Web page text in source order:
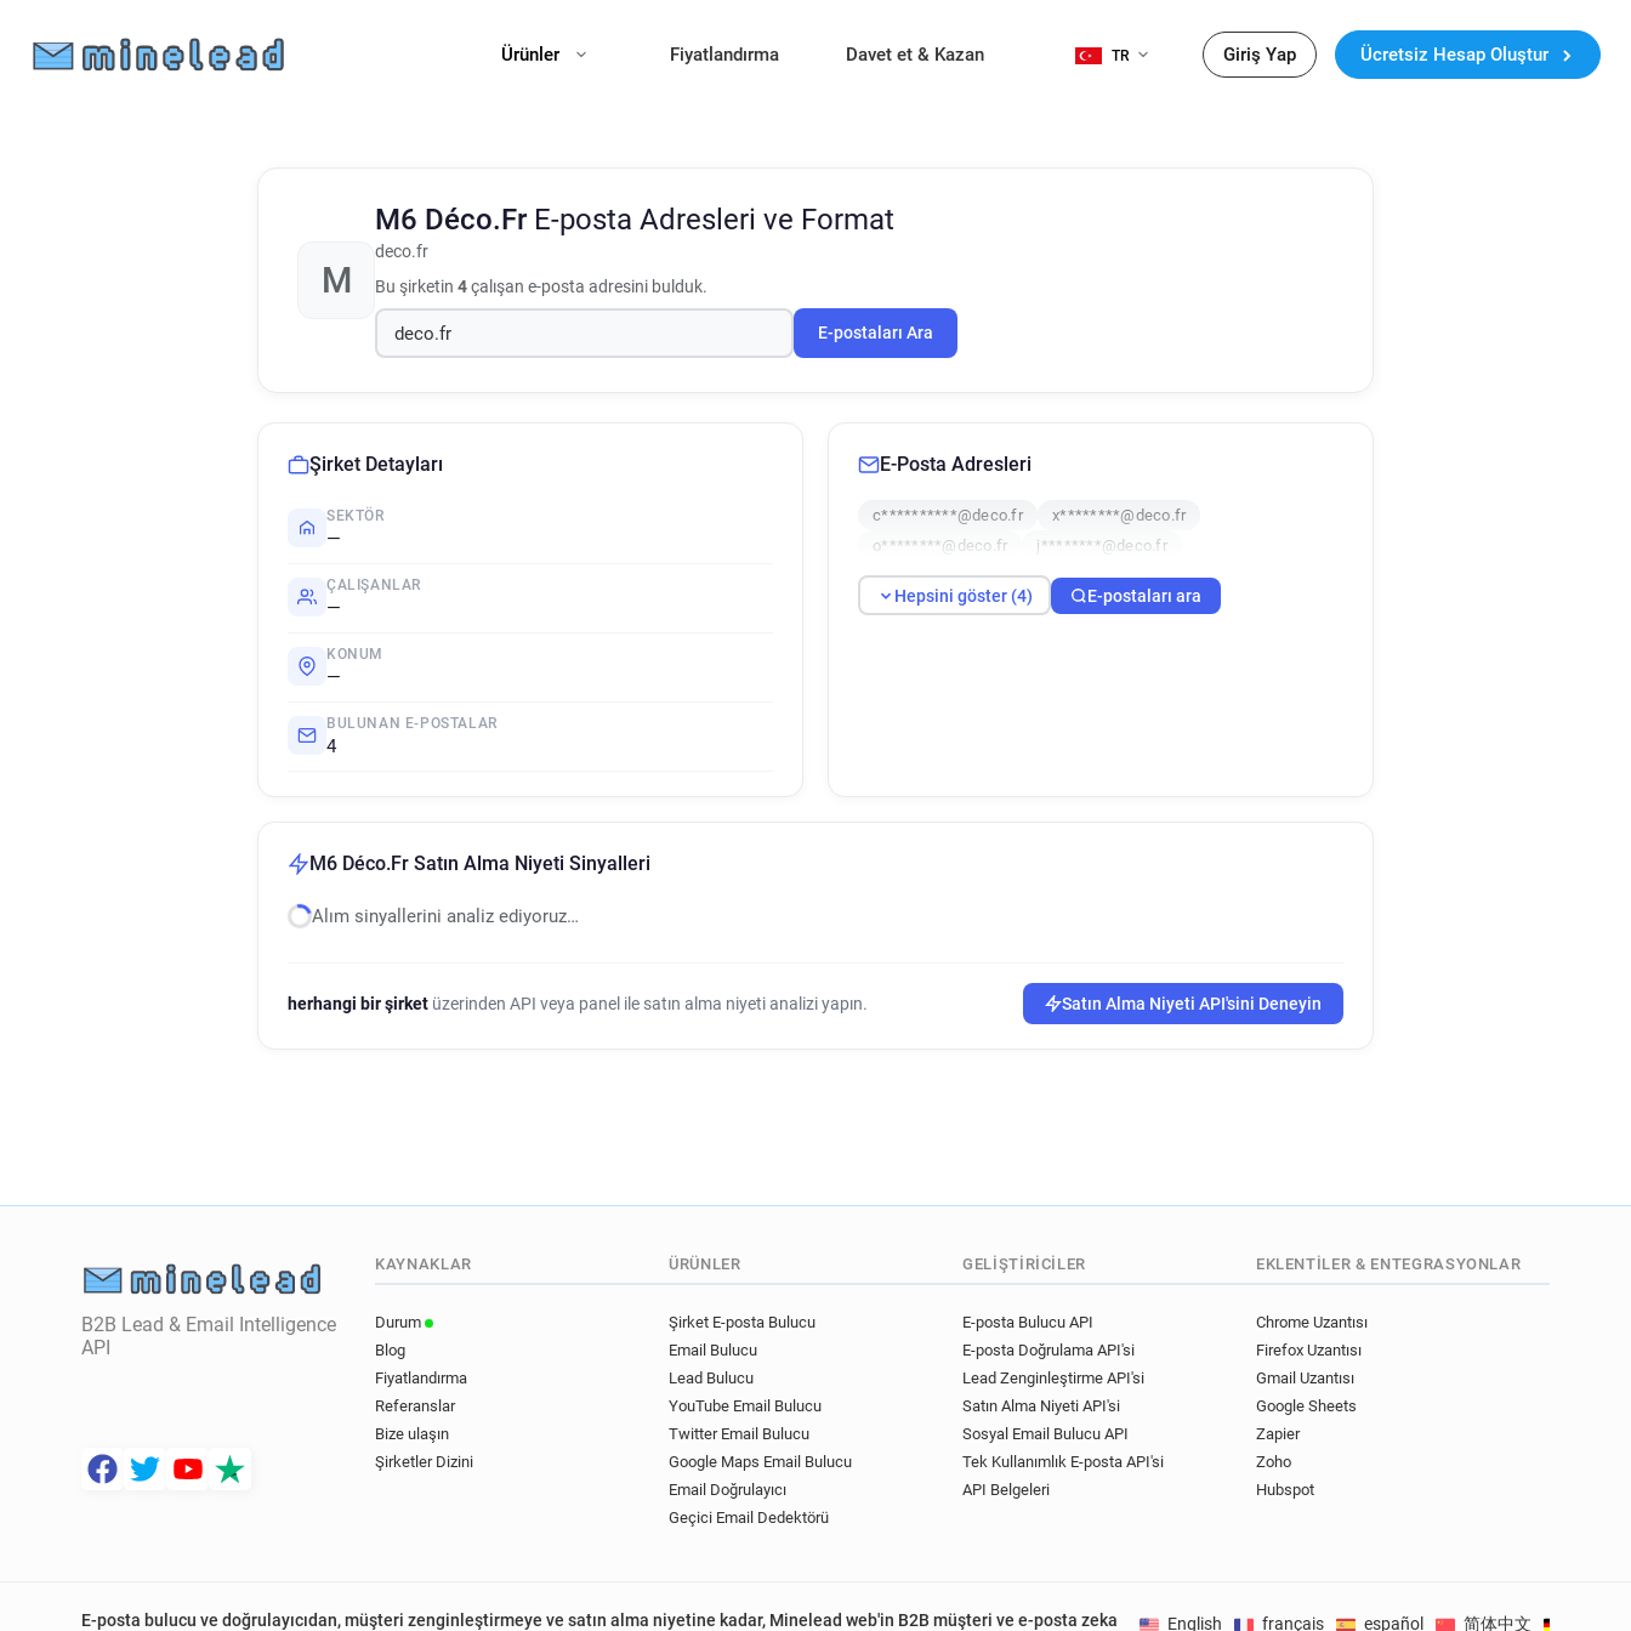
Ürünler Fiyatlandırma Davet et & Kazan TR Giriş Yap Ücretsiz Hesap Oluştur
M
M6 Déco.Fr E-posta Adresleri ve Format
deco.fr
Bu şirketin 4çalışan e-posta adresini bulduk.
E-postaları Ara
Şirket Detayları
SEKTÖR
—
ÇALIŞANLAR
—
KONUM
—
BULUNAN E-POSTALAR
4
E-Posta Adresleri
c**********@deco.fr
x********@deco.fr
o********@deco.fr
j********@deco.fr
Hepsini göster (4) E-postaları ara
M6 Déco.Fr Satın Alma Niyeti Sinyalleri
Alım sinyallerini analiz ediyoruz…
herhangi bir şirket üzerinden API veya panel ile satın alma niyeti analizi yapın. Satın Alma Niyeti API'sini Deneyin
B2B Lead & Email Intelligence
API
KAYNAKLAR
Durum
Blog
Fiyatlandırma
Referanslar
Bize ulaşın
Şirketler Dizini
ÜRÜNLER
Şirket E-posta Bulucu
Email Bulucu
Lead Bulucu
YouTube Email Bulucu
Twitter Email Bulucu
Google Maps Email Bulucu
Email Doğrulayıcı
Geçici Email Dedektörü
GELIŞTIRICILER
E-posta Bulucu API
E-posta Doğrulama API'si
Lead Zenginleştirme API'si
Satın Alma Niyeti API'si
Sosyal Email Bulucu API
Tek Kullanımlık E-posta API'si
API Belgeleri
EKLENTILER & ENTEGRASYONLAR
Chrome Uzantısı
Firefox Uzantısı
Gmail Uzantısı
Google Sheets
Zapier
Zoho
Hubspot
E-posta bulucu ve doğrulayıcıdan, müşteri zenginleştirmeye ve satın alma niyetine kadar, Minelead web'in B2B müşteri ve e-posta zeka
English français español 简体中文